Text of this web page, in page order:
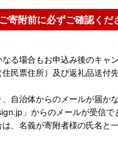
ご寄附前に必ずご確認くだ
る場合もお申込み後のキャ
住民票住所）及び返礼品送付
自治体からのメールが届か
」からのメールが受信で
、名義が寄附者様の氏名と